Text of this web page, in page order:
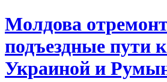
Молдова
подъездные пути
Украиной и